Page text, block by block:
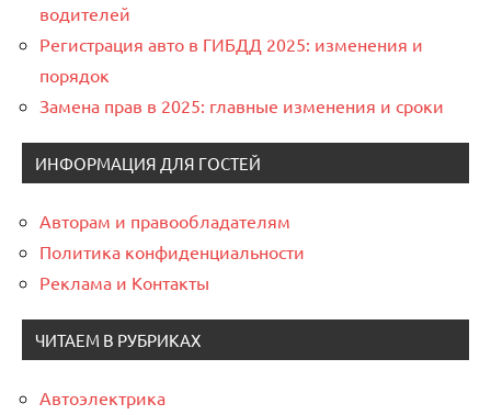
водителей
Регистрация авто в ГИБДД 2025: изменения и
порядок
Замена прав в 2025: главные изменения и сроки
ИНФОРМАЦИЯ ДЛЯ ГОСТЕЙ
Авторам и правообладателям
Политика конфиденциальности
Реклама и Контакты
ЧИТАЕМ В РУБРИКАХ
Автоэлектрика